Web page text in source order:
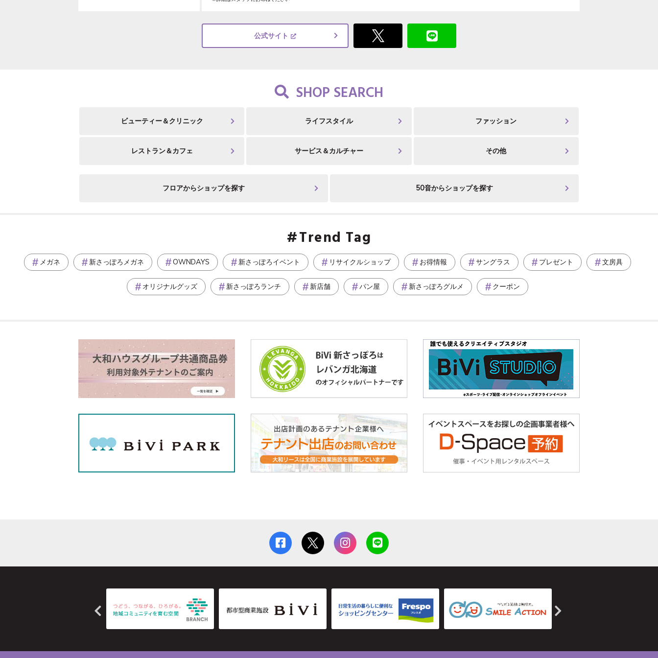
公式サイト
SHOP SEARCH
ビューティー＆クリニック ライフスタイル ファッション
レストラン＆カフェ サービス＆カルチャー その他
フロアからショップを探す 50音からショップを探す
Trend Tag
メガネ 新さっぽろメガネ OWNDAYS 新さっぽろイベント リサイクルショップ お得情報 サングラス プレゼント 文房具
オリジナルグッズ 新さっぽろランチ 新店舗 パン屋 新さっぽろグルメ クーポン